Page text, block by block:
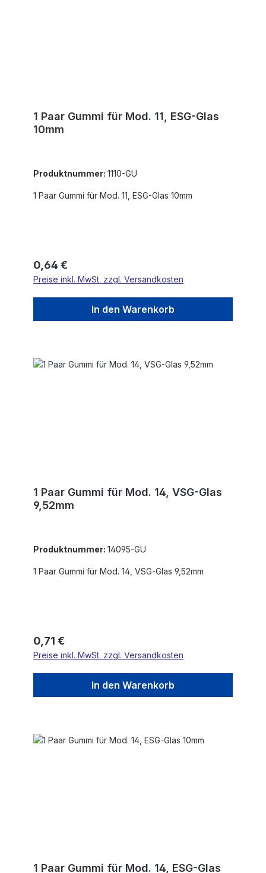
1 Paar Gummi für Mod. 11, ESG-Glas
10mm
Produktnummer: 1110-GU
1 Paar Gummi für Mod. 11, ESG-Glas 10mm
Regulärer Preis:
0,64 €
Preise inkl. MwSt. zzgl. Versandkosten
In den Warenkorb
1 Paar Gummi für Mod. 14, VSG-Glas
9,52mm
Produktnummer: 14095-GU
1 Paar Gummi für Mod. 14, VSG-Glas 9,52mm
Regulärer Preis:
0,71 €
Preise inkl. MwSt. zzgl. Versandkosten
In den Warenkorb
1 Paar Gummi für Mod. 14, ESG-Glas